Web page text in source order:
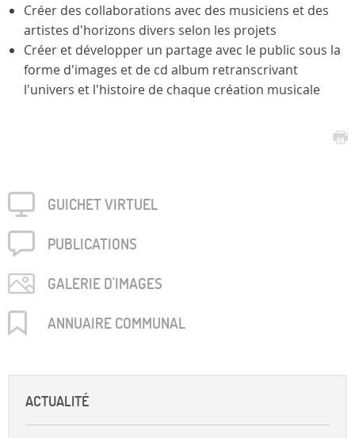
Créer des collaborations avec des musiciens et des
artistes d'horizons divers selon les projets
Créer et développer un partage avec le public sous la
forme d'images et de cd album retranscrivant
l'univers et l'histoire de chaque création musicale
GUICHET VIRTUEL
PUBLICA­TIONS
GALERIE D'IMAGES
ANNUAIRE COMMUNAL
ACTUALITÉ